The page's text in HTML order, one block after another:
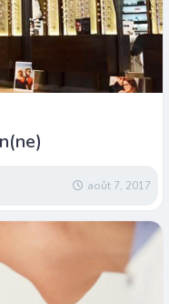
août 7, 2017